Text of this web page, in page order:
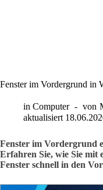
Fenster im Vordergrund in
in Computer von
aktualisiert
Fenster im Vordergrund
Erfahren Sie, wie Sie mit
Fenster schnell in den